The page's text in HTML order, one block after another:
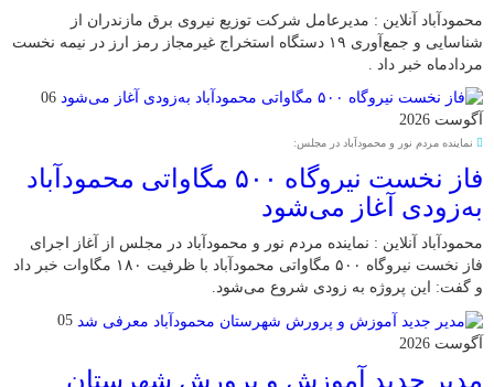
محمودآباد آنلاین : مدیرعامل شرکت توزیع نیروی برق مازندران از
شناسایی و جمع‌آوری ۱۹ دستگاه استخراج غیرمجاز رمز ارز در نیمه نخست
مردادماه خبر داد .
06
آگوست 2026
نماینده مردم نور و محمودآباد در مجلس:
فاز نخست نیروگاه ۵۰۰ مگاواتی محمودآباد
به‌زودی آغاز می‌شود
محمودآباد آنلاین : نماینده مردم نور و محمودآباد در مجلس از آغاز اجرای
فاز نخست نیروگاه ۵۰۰ مگاواتی محمودآباد با ظرفیت ۱۸۰ مگاوات خبر داد
و گفت: این پروژه به زودی شروع می‌شود.
05
آگوست 2026
مدیر جدید آموزش و پرورش شهرستان